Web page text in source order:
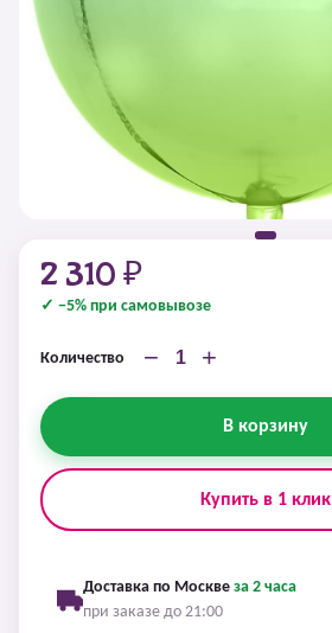
2 310 ₽
✓ −5% при самовывозе
Количество − +
В корзину
Купить в 1 клик
Доставка по Москве за 2 часа
при заказе до 21:00